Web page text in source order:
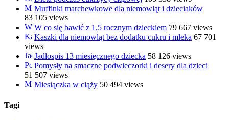
Muffinki marchewkowe dla niemowląt i dzieciaków
83 105 views
W co się bawić z 1,5 rocznym dzieckiem 79 667 views
Kaszki dla niemowląt bez dodatku cukru i mleka 67 701
views
Jadłospis 13 miesięcznego dziecka 58 126 views
Pomysły na smaczne podwieczorki i desery dla dzieci
51 507 views
Miesiączka w ciąży 50 494 views
Tagi